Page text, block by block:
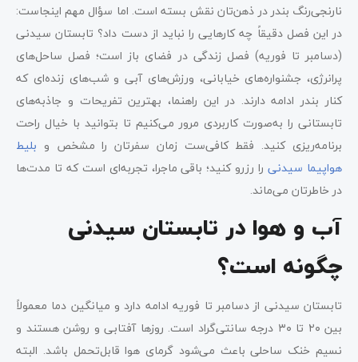
نارنجی‌رنگ بندر در ذهن‌تان نقش بسته است. اما سؤال مهم اینجاست:
در این فصل دقیقاً چه کارهایی را نباید از دست داد؟ تابستان سیدنی
(دسامبر تا فوریه) فصل زندگی در فضای باز است؛ فصل ساحل‌های
پرانرژی، جشنواره‌های خیابانی، ورزش‌های آبی و شب‌های زنده‌ای که
کنار بندر ادامه دارند. در این راهنما، بهترین تفریحات و جاذبه‌های
تابستانی را به‌صورت کاربردی مرور می‌کنیم تا بتوانید با خیال راحت
برنامه‌ریزی کنید. فقط کافی‌ست زمان سفرتان را مشخص و بلیط
هواپیما سیدنیرا رزرو کنید؛ باقی ماجرا، تجربه‌ای است که تا مدت‌ها
در خاطرتان می‌ماند.
آب‌ و هوا در تابستان سیدنی
چگونه است؟
تابستان سیدنی از دسامبر تا فوریه ادامه دارد و میانگین دما معمولاً
بین ۲۰ تا ۳۰ درجه سانتی‌گراد است. روزها آفتابی و روشن هستند و
نسیم خنک ساحلی باعث می‌شود گرمای هوا قابل‌تحمل باشد. البته